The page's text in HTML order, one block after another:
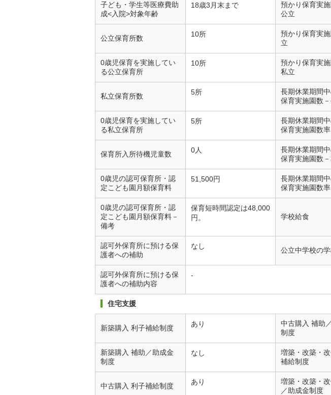
子ども・学生等医療費助
成<入院>対象年齢
18歳3月末まで
預かり保育実
公立
公立保育所数 10所
預かり保育実
立
0歳児保育を実施してい
る公立保育所
10所
預かり保育実
私立
私立保育所数 5所
長期休業期間
保育実施園数
0歳児保育を実施してい
る私立保育所
5所
長期休業期間
保育実施園数
保育所入所待機児童数 0人
長期休業期間
保育実施園数
0歳児の認可保育所・認
定こども園月額保育料
51,500円
長期休業期間
保育実施園数
0歳児の認可保育所・認
定こども園月額保育料－
備考
保育短時間認定は48,000
円。
学校給食
認可外保育所に預ける保
護者への補助
なし 公立中学校の
認可外保育所に預ける保
護者への補助内容
-
住宅支援
新築購入 利子補給制度 あり
中古購入 補助
制度
新築購入 補助／助成金
制度
なし
増築・改築・
補給制度
中古購入 利子補給制度 あり
増築・改築・
／助成金制度